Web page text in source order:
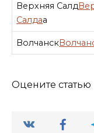
Верхняя Салд
Салдаа
Волчанск
Оцените статью